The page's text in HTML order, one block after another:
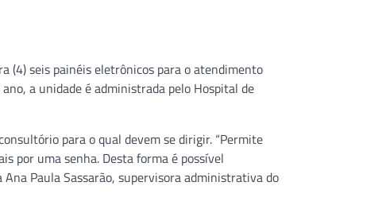
(4) seis painéis eletrônicos para o atendimento
a unidade é administrada pelo Hospital de
para o qual devem se dirigir. “Permite
por uma senha. Desta forma é possível
Paula Sassarão, supervisora administrativa do